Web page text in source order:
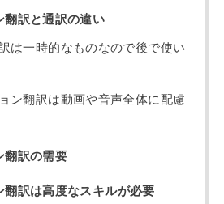
翻訳と通訳の違い
は一時的なものなので後で使い
ン翻訳は動画や音声全体に配慮
翻訳の需要
翻訳は高度なスキルが必要